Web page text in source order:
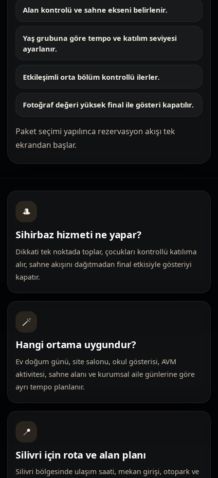
Alan kontrolü ve sahne ekseni belirlenir.
Yaş grubuna göre tempo ve katılım seviyesi
ayarlanır.
Etkileşimli orta bölüm kontrollü ilerler.
Fotoğraf değeri yüksek final ile gösteri kapatılır.
Paket seçimi yapılınca rezervasyon akışı tek
ekrandan başlar.
🎩
Sihirbaz hizmeti ne yapar?
Dikkati tek noktada toplar, çocukları kontrollü katılıma
alır, sahne akışını dağıtmadan final etkisiyle gösteriyi
kapatır.
🪄
Hangi ortama uygundur?
Ev doğum günü, site salonu, okul gösterisi, AVM
aktivitesi, sahne alanı ve kurumsal aile günlerine göre
ayrı tempo planlanır.
📍
Silivri için rota ve alan planı
Silivri bölgesinde ulaşım saati, mekan girişi, otopark ve